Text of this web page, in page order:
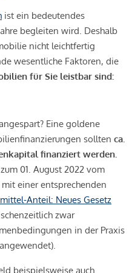
ist ein bedeutendes
begleiten wird. Deshalb
nicht leichtfertig
wesentliche Faktoren, die
für Sie leistbar sind:
Eine goldene
sollten ca.
finanziert werden.
01. August 2022 vom
einer entsprechenden
Anteil: Neues Gesetz
zwar
in der Praxis
beispielsweise auch